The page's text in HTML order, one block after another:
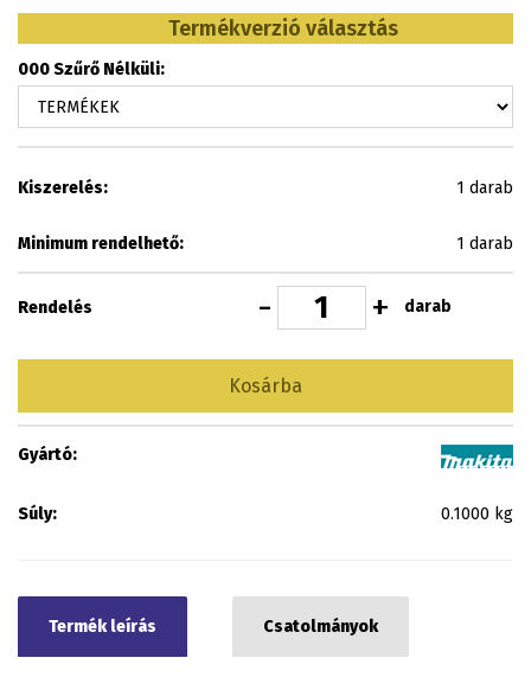
Termékverzió választás
000 Szűrő Nélküli:
Kiszerelés: 1 darab
Minimum rendelhető: 1 darab
Rendelés - + darab
Kosárba
Gyártó:
Súly: 0.1000 kg
Termék leírás Csatolmányok